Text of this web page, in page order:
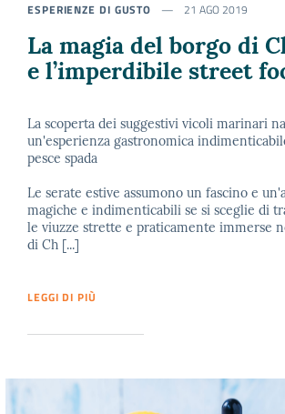
ESPERIENZE DI GUSTO 21 AGO 2019
La magia del borgo di
e l’imperdibile street
La scoperta dei suggestivi vicoli marinari
un'esperienza gastronomica
pesce spada
Le serate estive assumono un fascino e
magiche e indimenticabili se si sceglie di
le viuzze strette e praticamente immerse
di Ch [...]
LEGGI DI PIÙ